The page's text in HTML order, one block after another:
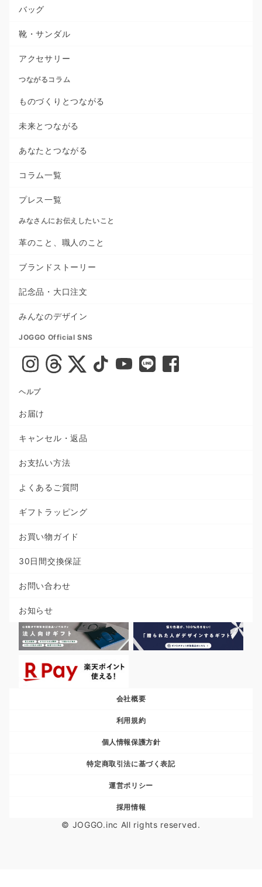
バッグ
靴・サンダル
アクセサリー
つながるコラム
ものづくりとつながる
未来とつながる
あなたとつながる
コラム一覧
プレス一覧
みなさんにお伝えしたいこと
革のこと、職人のこと
ブランドストーリー
記念品・大口注文
みんなのデザイン
JOGGO Official SNS
ヘルプ
お届け
キャンセル・返品
お支払い方法
よくあるご質問
ギフトラッピング
お買い物ガイド
30日間交換保証
お問い合わせ
お知らせ
会社概要
利用規約
個人情報保護方針
特定商取引法に基づく表記
運営ポリシー
採用情報
© JOGGO.inc All rights reserved.